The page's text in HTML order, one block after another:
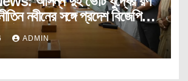
নবীনের সঙ্গে প্রদেশ বিজেপির
বৈঠক।ADMIN